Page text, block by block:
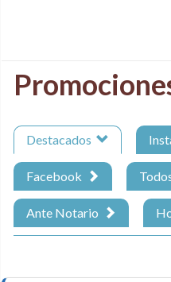
Destacados
Facebook
Ante Notario